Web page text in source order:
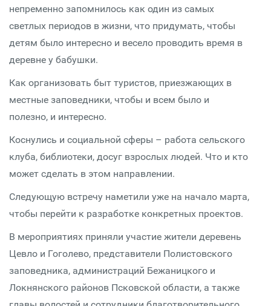
непременно запомнилось как один из самых
светлых периодов в жизни, что придумать, чтобы
детям было интересно и весело проводить время в
деревне у бабушки.
Как организовать быт туристов, приезжающих в
местные заповедники, чтобы и всем было и
полезно, и интересно.
Коснулись и социальной сферы – работа сельского
клуба, библиотеки, досуг взрослых людей. Что и кто
может сделать в этом направлении.
Следующую встречу наметили уже на начало марта,
чтобы перейти к разработке конкретных проектов.
В мероприятиях приняли участие жители деревень
Цевло и Гоголево, представители Полистовского
заповедника, администраций Бежаницкого и
Локнянского районов Псковской области, а также